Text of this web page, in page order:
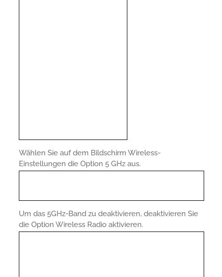
Wählen Sie auf dem Bildschirm Wireless-
Einstellungen die Option 5 GHz aus.
Um das 5GHz-Band zu deaktivieren, deaktivieren Sie
die Option Wireless Radio aktivieren.